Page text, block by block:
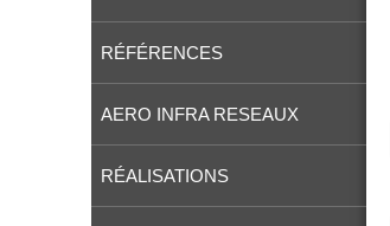
RÉFÉRENCES
AERO INFRA RESEAUX
RÉALISATIONS